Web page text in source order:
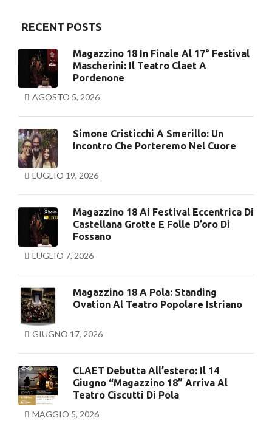
RECENT POSTS
Magazzino 18 In Finale Al 17° Festival
Mascherini: Il Teatro Claet A
Pordenone
AGOSTO 5, 2026
Simone Cristicchi A Smerillo: Un
Incontro Che Porteremo Nel Cuore
LUGLIO 19, 2026
Magazzino 18 Ai Festival Eccentrica Di
Castellana Grotte E Folle D’oro Di
Fossano
LUGLIO 7, 2026
Magazzino 18 A Pola: Standing
Ovation Al Teatro Popolare Istriano
GIUGNO 17, 2026
CLAET Debutta All’estero: Il 14
Giugno “Magazzino 18” Arriva Al
Teatro Ciscutti Di Pola
MAGGIO 5, 2026